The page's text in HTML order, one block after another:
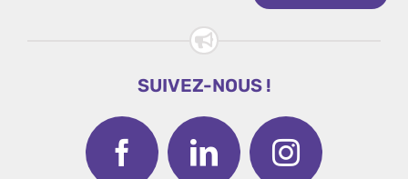
SUIVEZ-NOUS !